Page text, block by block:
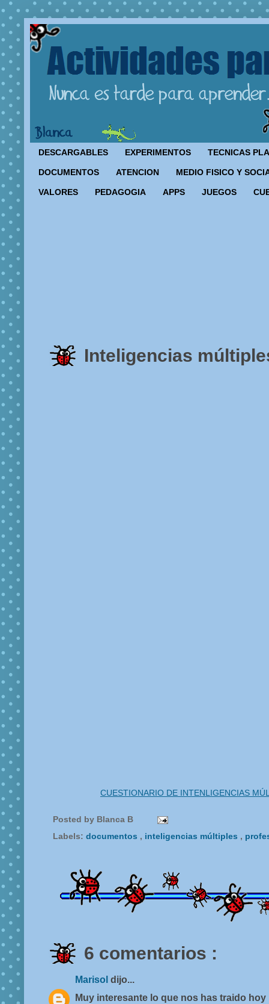
DESCARGABLES EXPERIMENTOS TECNICAS
DOCUMENTOS ATENCION MEDIO FISICO Y
VALORES PEDAGOGIA APPS JUEGOS
Inteligencias
CUESTIONARIO DE INTENLIGENCIAS
Posted by Blanca B
Labels: documentos , inteligencias múltiples ,
6 comentarios :
Marisol dijo...
Muy interesante lo que nos has traido hoy